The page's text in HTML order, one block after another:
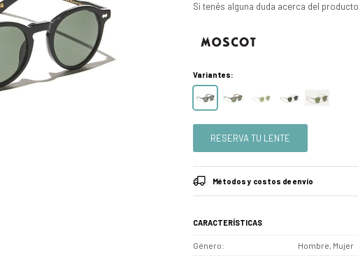
Si tenés alguna duda acerca del
Variantes:
RESERVA TU LENTE
Métodos y costos de envío
CARACTERÍSTICAS
Género Hombre, Mujer